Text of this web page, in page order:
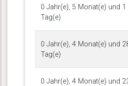
0 Jahr(e), 5 Monat(e) und 1
Tag(e)
0 Jahr(e), 4 Monat(e) und
Tag(e)
0 Jahr(e), 4 Monat(e) und